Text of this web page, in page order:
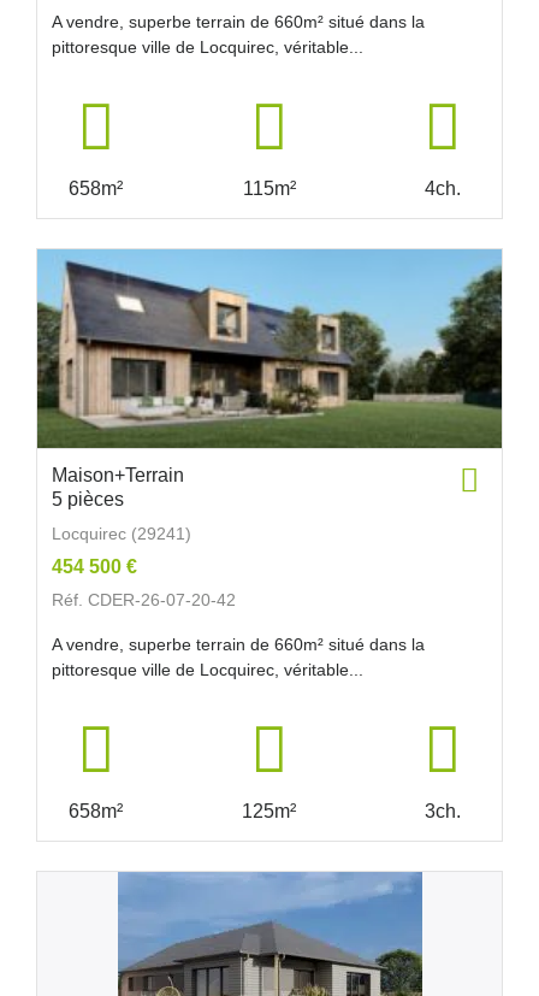
A vendre, superbe terrain de 660m² situé dans la
pittoresque ville de Locquirec, véritable...
658m² 115m² 4ch.
Maison+Terrain
5 pièces
Locquirec (29241)
454 500 €
Réf. CDER-26-07-20-42
A vendre, superbe terrain de 660m² situé dans la
pittoresque ville de Locquirec, véritable...
658m² 125m² 3ch.